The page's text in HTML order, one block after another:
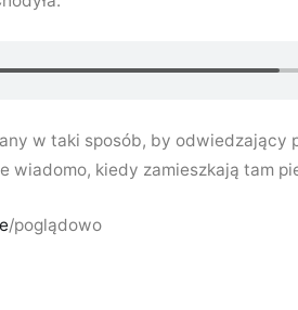
w taki sposób, by
wiadomo, kiedy zamieszkają tam
/poglądowo